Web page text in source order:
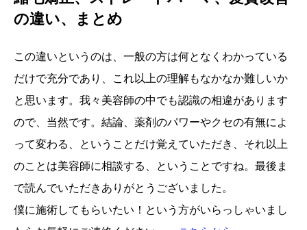
の違い、まとめ
この違いというのは、一般の方は何となくわかっている
だけで充分であり、これ以上の理解もなかなか難しいか
と思います。我々美容師の中でも認識の相違があります
ので、当然です。結論、薬剤のパワーやクセの有無によ
って変わる、ということだけ覚えていただき、それ以上
のことは美容師に相談する、ということですね。最後ま
で読んでいただきありがとうございました。
僕に施術してもらいたい！という方がいらっしゃいまし